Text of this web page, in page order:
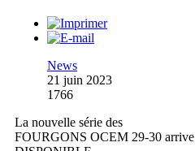
News
21 juin 2023
1766
La nouvelle série des
FOURGONS OCEM 29-30 arrive